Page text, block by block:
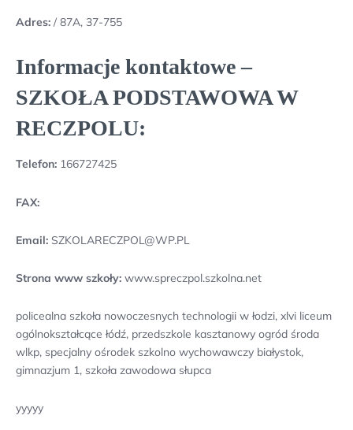
Adres: / 87A, 37-755
Informacje kontaktowe –
SZKOŁA PODSTAWOWA W
RECZPOLU:
Telefon: 166727425
FAX:
Email: SZKOLARECZPOL@WP.PL
Strona www szkoły: www.spreczpol.szkolna.net
policealna szkoła nowoczesnych technologii w łodzi, xlvi liceum
ogólnokształcące łódź, przedszkole kasztanowy ogród środa
wlkp, specjalny ośrodek szkolno wychowawczy białystok,
gimnazjum 1, szkoła zawodowa słupca
yyyyy